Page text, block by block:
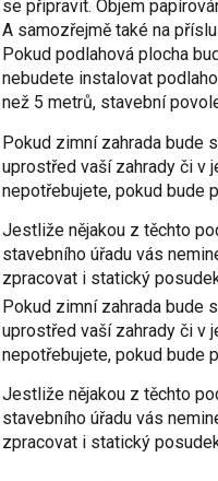
se připravit. Objem
A samozřejmě také na
Pokud podlahová plocha
nebudete instalovat
než 5 metrů, stavební
Pokud zimní zahrada bude
uprostřed vaší zahrady či v
nepotřebujete, pokud bude
Jestliže nějakou z těchto
stavebního úřadu vás
zpracovat i statický
Pokud zimní zahrada bude
uprostřed vaší zahrady či v
nepotřebujete, pokud bude
Jestliže nějakou z těchto
stavebního úřadu vás
zpracovat i statický